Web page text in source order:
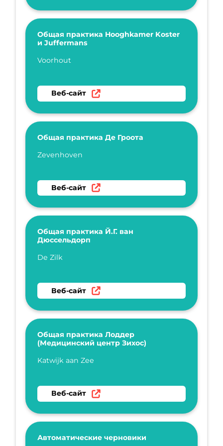
Общая практика Hooghkamer Koster
и Juffermans
Укажите имя
Voorhout
Перейти на веб-сайт Общая практика
Веб-сайт
Общая практика Де Гроота
Укажите имя
Zevenhoven
Перейти на веб-сайт Общая практика Де
Веб-сайт
Общая практика Й.Г. ван
Дюссельдорп
Укажите имя
De Zilk
Перейти на веб-сайт Общая практика Й.Г.
Веб-сайт
Общая практика Лоддер
(Медицинский центр Зихос)
Укажите имя
Katwijk aan Zee
Перейти на веб-сайт Общая практика
Веб-сайт
Автоматические черновики